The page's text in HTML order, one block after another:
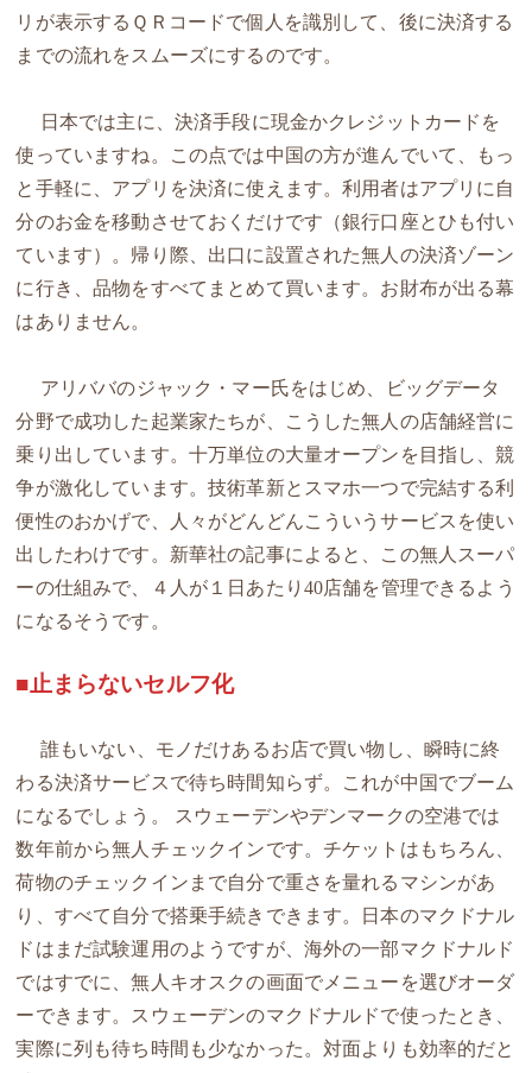
リが表示するＱＲコードで個人を識別して、後に決済する
までの流れをスムーズにするのです。
日本では主に、決済手段に現金かクレジットカードを
使っていますね。この点では中国の方が進んでいて、もっ
と手軽に、アプリを決済に使えます。利用者はアプリに自
分のお金を移動させておくだけです（銀行口座とひも付い
ています）。帰り際、出口に設置された無人の決済ゾーン
に行き、品物をすべてまとめて買います。お財布が出る幕
はありません。
アリババのジャック・マー氏をはじめ、ビッグデータ
分野で成功した起業家たちが、こうした無人の店舗経営に
乗り出しています。十万単位の大量オープンを目指し、競
争が激化しています。技術革新とスマホ一つで完結する利
便性のおかげで、人々がどんどんこういうサービスを使い
出したわけです。新華社の記事によると、この無人スーパ
ーの仕組みで、４人が１日あたり40店舗を管理できるよう
になるそうです。
■止まらないセルフ化
誰もいない、モノだけあるお店で買い物し、瞬時に終
わる決済サービスで待ち時間知らず。これが中国でブーム
になるでしょう。 スウェーデンやデンマークの空港では
数年前から無人チェックインです。チケットはもちろん、
荷物のチェックインまで自分で重さを量れるマシンがあ
り、すべて自分で搭乗手続きできます。日本のマクドナル
ドはまだ試験運用のようですが、海外の一部マクドナルド
ではすでに、無人キオスクの画面でメニューを選びオーダ
ーできます。スウェーデンのマクドナルドで使ったとき、
実際に列も待ち時間も少なかった。対面よりも効率的だと